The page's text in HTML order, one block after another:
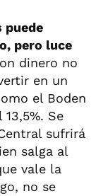
puede
pero luce
dinero no
en un
el Boden
Se
sufrirá
salga al
vale la
no se